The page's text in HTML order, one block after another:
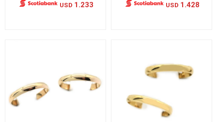
USD 1.233 USD 1.428